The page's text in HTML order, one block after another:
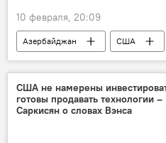
10 февраля, 20:09
Азербайджан США
США не намерены
готовы продавать технологии –
Саркисян о словах Вэнса